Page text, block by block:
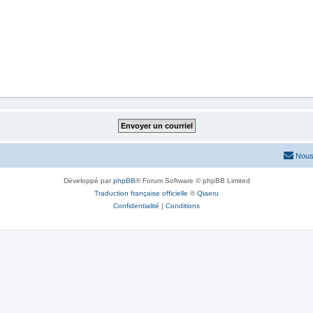
Développé parphpBB® Forum Software © phpBB Limited
Traduction française officielle ©Qiaeru
Confidentialité | Conditions